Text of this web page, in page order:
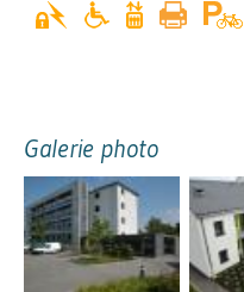
Galerie photo